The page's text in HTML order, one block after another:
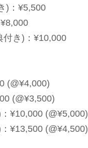
)：¥5,500
付き)：¥10,000
(@¥4,000)
(@¥3,500)
¥10,000 (@¥5,000)
¥13,500 (@¥4,500)